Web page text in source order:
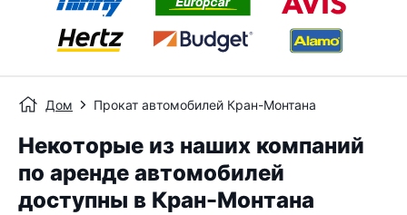
Дом Прокат автомобилей Кран-Монтана
Некоторые из наших компаний
по аренде автомобилей
доступны в Кран-Монтана